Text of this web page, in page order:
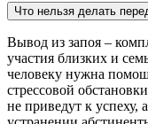
Что нельзя делать
Вывод из запоя –
участия близких и
человеку нужна
стрессовой
не приведут к успеху,